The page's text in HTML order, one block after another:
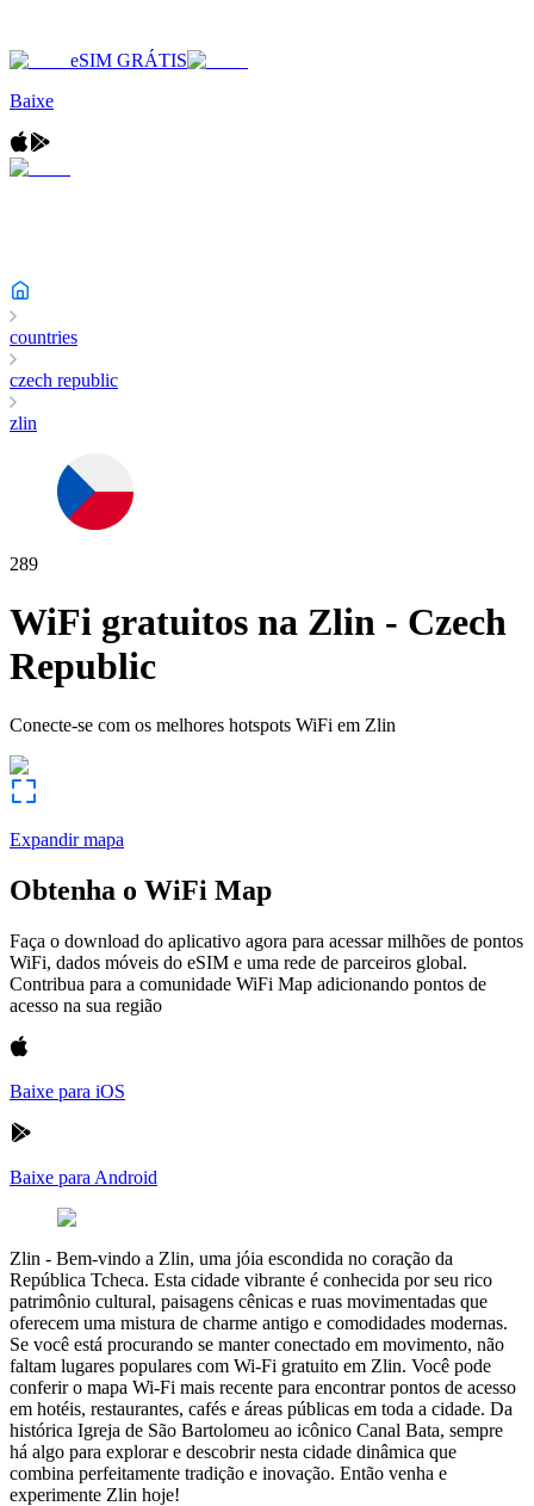
eSIM GRÁTIS
Baixe
countries
czech republic
zlin
289
WiFi gratuitos na Zlin - Czech
Republic
Conecte-se com os melhores hotspots WiFi em Zlin
Expandir mapa
Obtenha o WiFi Map
Faça o download do aplicativo agora para acessar milhões de pontos
WiFi, dados móveis do eSIM e uma rede de parceiros global.
Contribua para a comunidade WiFi Map adicionando pontos de
acesso na sua região
Baixe para iOS
Baixe para Android
Zlin - Bem-vindo a Zlin, uma jóia escondida no coração da
República Tcheca. Esta cidade vibrante é conhecida por seu rico
patrimônio cultural, paisagens cênicas e ruas movimentadas que
oferecem uma mistura de charme antigo e comodidades modernas.
Se você está procurando se manter conectado em movimento, não
faltam lugares populares com Wi-Fi gratuito em Zlin. Você pode
conferir o mapa Wi-Fi mais recente para encontrar pontos de acesso
em hotéis, restaurantes, cafés e áreas públicas em toda a cidade. Da
histórica Igreja de São Bartolomeu ao icônico Canal Bata, sempre
há algo para explorar e descobrir nesta cidade dinâmica que
combina perfeitamente tradição e inovação. Então venha e
experimente Zlin hoje!